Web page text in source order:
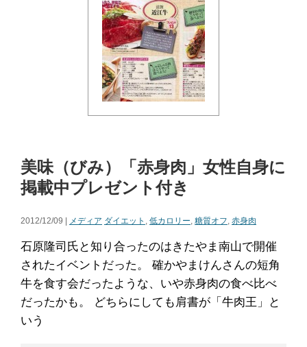
美味（びみ）「赤身肉」女性自身に
掲載中プレゼント付き
2012/12/09 | メディア ダイエット , 低カロリー, 糖質オフ, 赤身肉
石原隆司氏と知り合ったのはきたやま南山で開催
されたイベントだった。 確かやまけんさんの短角
牛を食す会だったような、いや赤身肉の食べ比べ
だったかも。 どちらにしても肩書が「牛肉王」と
いう